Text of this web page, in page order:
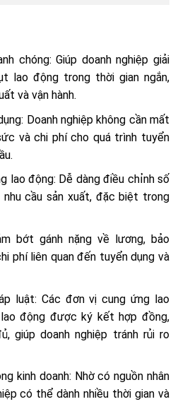
chóng: Giúp doanh nghiệp giải
lao động trong thời gian ngắn,
và vận hành.
Doanh nghiệp không cần mất
và chi phí cho quá trình tuyển
lao động: Dễ dàng điều chỉnh số
nhu cầu sản xuất, đặc biệt trong
bớt gánh nặng về lương, bảo
phí liên quan đến tuyển dụng và
luật: Các đơn vị cung ứng lao
động được ký kết hợp đồng,
giúp doanh nghiệp tránh rủi ro
kinh doanh: Nhờ có nguồn nhân
có thể dành nhiều thời gian và